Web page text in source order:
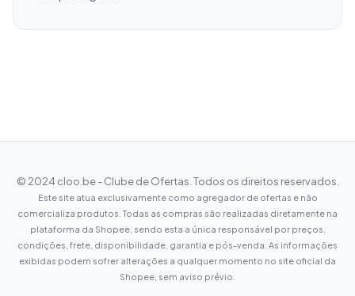
© 2024 cloo.be - Clube de Ofertas. Todos os direitos reservados.
Este site atua exclusivamente como agregador de ofertas e não
comercializa produtos. Todas as compras são realizadas diretamente na
plataforma da Shopee, sendo esta a única responsável por preços,
condições, frete, disponibilidade, garantia e pós-venda. As informações
exibidas podem sofrer alterações a qualquer momento no site oficial da
Shopee, sem aviso prévio.